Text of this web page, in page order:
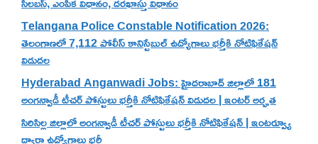
Telangana Police Constable Notification 2026:
తెలంగాణలో 7,112 పోలీస్ కానిస్టేబుల్ ఉద్యోగాలు భర్తీకి నోటిఫికేషన్
విడుదల
Hyderabad Anganwadi Jobs: హైదరాబాద్ జిల్లాలో 181
అంగన్వాడీ టీచర్ పోస్టులు భర్తీకి నోటిఫికేషన్ విడుదల | ఇంటర్ అర్హత
సిరిసిల్ల జిల్లాలో అంగన్వాడీ టీచర్ పోస్టులు భర్తీకి నోటిఫికేషన్ | ఇంటర్వ్యూ
ద్వారా ఉద్యోగాలు భర్తీ